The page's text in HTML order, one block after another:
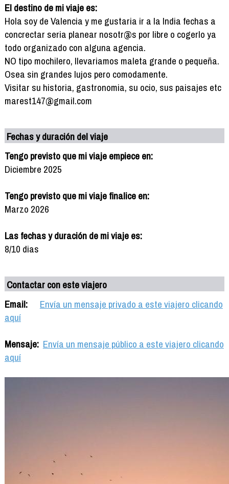
El destino de mi viaje es:
Hola soy de Valencia y me gustaria ir a la India fechas a
concrectar seria planear nosotr@s por libre o cogerlo ya
todo organizado con alguna agencia.
NO tipo mochilero, llevariamos maleta grande o pequeña.
Osea sin grandes lujos pero comodamente.
Visitar su historia, gastronomia, su ocio, sus paisajes etc
marest147@gmail.com
Fechas y duración del viaje
Tengo previsto que mi viaje empiece en:
Diciembre 2025
Tengo previsto que mi viaje finalice en:
Marzo 2026
Las fechas y duración de mi viaje es:
8/10 dias
Contactar con este viajero
Email:
Envía un mensaje privado a este viajero clicando
aquí
Mensaje: Envía un mensaje público a este viajero clicando
aquí